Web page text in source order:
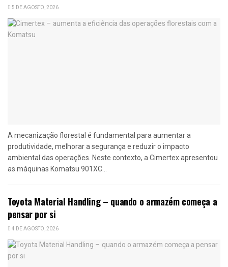
5 DE AGOSTO, 2026
A mecanização florestal é fundamental para aumentar a
produtividade, melhorar a segurança e reduzir o impacto
ambiental das operações. Neste contexto, a Cimertex apresentou
as máquinas Komatsu 901XC...
Toyota Material Handling – quando o armazém começa a
pensar por si
4 DE AGOSTO, 2026